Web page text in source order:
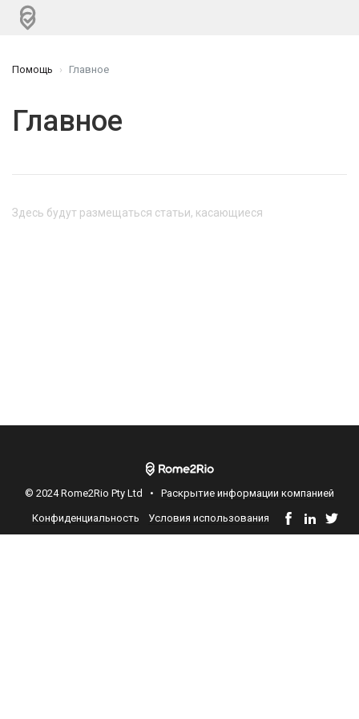
Помощь Главное
Главное
Здесь будут размещаться статьи, касающиеся
© 2024 Rome2Rio Pty Ltd • Раскрытие информации компанией
Конфиденциальность Условия использования